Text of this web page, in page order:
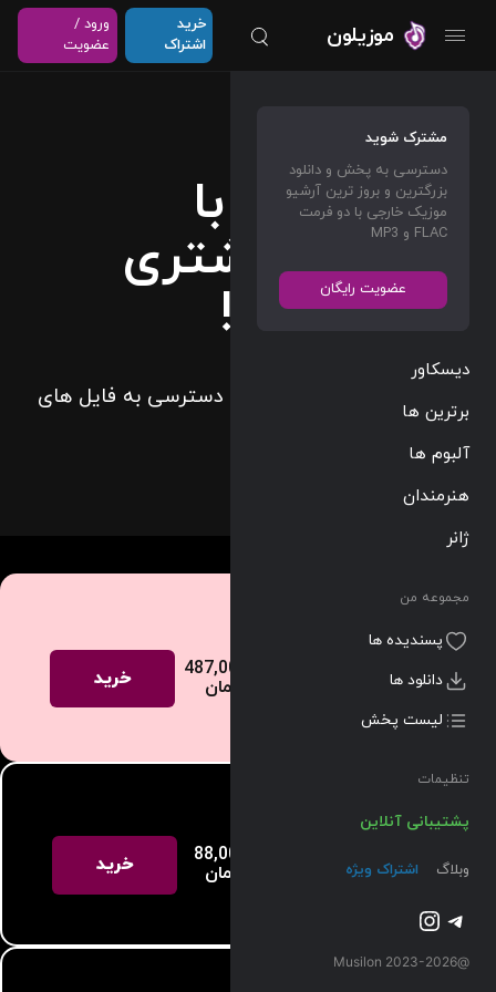
موزیلون
خرید
اشتراک
ورود /
عضویت
مشترک شوید
دسترسی به پخش و دانلود
بزرگترین و بروز ترین آرشیو
موزیک خارجی با دو فرمت
FLAC و MP3
عضویت رایگان
دیسکاور
برترین ها
آلبوم ها
هنرمندان
ژانر
مجموعه من
پسندیده ها
دانلود ها
لیست پخش
تنظیمات
پشتیبانی آنلاین
وبلاگ اشتراک ویژه
تلگراماینستاگرم
@2023-2026 Musilon
موسیقی را با
جزئیات بیشتری
تجربه کنید!
تهیه اشتراک ویژه موزیلون و دسترسی به فایل های
FLAC و Dolby Atmos
تخفیف
یک
ساله خرید 487,000
تومان
یک ماهه خرید 88,000
تومان